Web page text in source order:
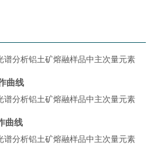
曲线
曲线